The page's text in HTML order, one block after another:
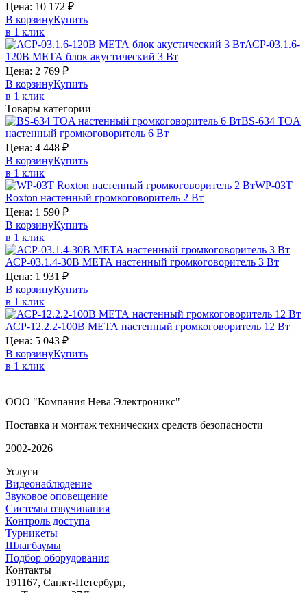
Цена: 10 172 ₽
В корзинуКупить
в 1 клик
АСР-03.1.6-
120В МЕТА блок акустический 3 Вт
Цена: 2 769 ₽
В корзинуКупить
в 1 клик
Товары категории
BS-634 TOA
настенный громкоговоритель 6 Вт
Цена: 4 448 ₽
В корзинуКупить
в 1 клик
WP-03T
Roxton настенный громкоговоритель 2 Вт
Цена: 1 590 ₽
В корзинуКупить
в 1 клик
АСР-03.1.4-30В МЕТА настенный громкоговоритель 3 Вт
Цена: 1 931 ₽
В корзинуКупить
в 1 клик
АСР-12.2.2-100В МЕТА настенный громкоговоритель 12 Вт
Цена: 5 043 ₽
В корзинуКупить
в 1 клик
ООО "Компания Нева Электроникс"
Поставка и монтаж технических средств безопасности
2002-2026
Услуги
Видеонаблюдение
Звуковое оповещение
Системы озвучивания
Контроль доступа
Турникеты
Шлагбаумы
Подбор оборудования
Контакты
191167, Санкт-Петербург,